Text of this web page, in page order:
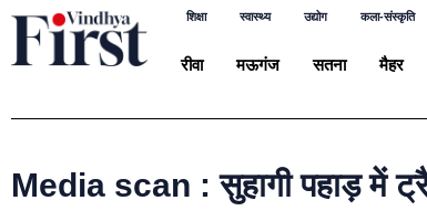
शिक्षा स्वास्थ्य उद्योग कला-संस्कृति
रीवा मऊगंज सतना मैहर
Media scan : सुहागी पहाड़ में